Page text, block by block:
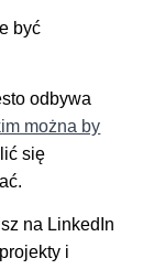
być
odbywa
można by
się
na LinkedIn
i